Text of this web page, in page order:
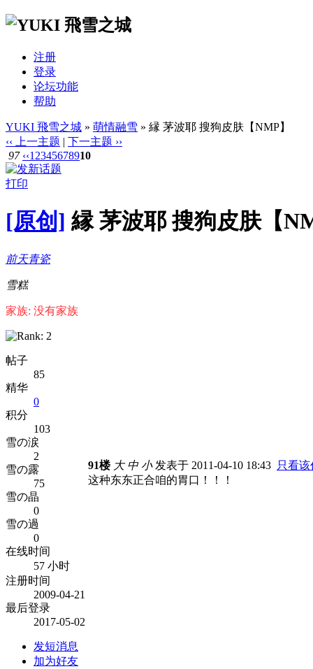
注册
登录
论坛功能
帮助
YUKI 飛雪之城 » 萌情融雪 » 縁 茅波耶 搜狗皮肤【NMP】
‹‹ 上一主题 | 下一主题 ››
97 ‹‹1 2345678910
打印
[原创] 縁 茅波耶 搜狗皮肤【
前天青瓷
雪糕
家族: 没有家族
帖子
85
精华
0
积分
103
雪の涙
2
雪の露
75
雪の晶
0
雪の過
0
在线时间
57 小时
注册时间
2009-04-21
最后登录
2017-05-02
发短消息
加为好友
91楼 大 中 小发表于 2011-04-10 18:43 只看该
这种东东正合咱的胃口！！！